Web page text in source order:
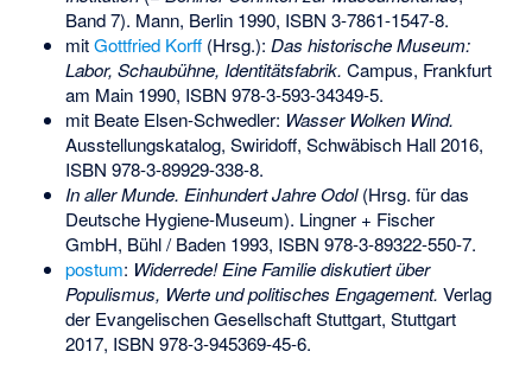
Band 7). Mann, Berlin 1990, ISBN 3-7861-1547-8.
mitGottfried Korff(Hrsg.): Das historische Museum:
Labor, Schaubühne, Identitätsfabrik. Campus, Frankfurt
am Main 1990, ISBN 978-3-593-34349-5.
mit Beate Elsen-Schwedler: Wasser Wolken Wind.
Ausstellungskatalog, Swiridoff, Schwäbisch Hall 2016,
ISBN 978-3-89929-338-8.
In aller Munde. Einhundert Jahre Odol(Hrsg. für das
Deutsche Hygiene-Museum). Lingner + Fischer
GmbH, Bühl / Baden 1993, ISBN 978-3-89322-550-7.
postum: Widerrede! Eine Familie diskutiert über
Populismus, Werte und politisches Engagement. Verlag
der Evangelischen Gesellschaft Stuttgart, Stuttgart
2017, ISBN 978-3-945369-45-6.